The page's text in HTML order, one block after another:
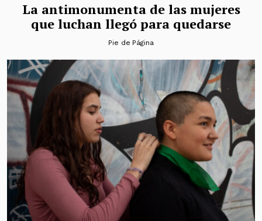
La antimonumenta de las mujeres
que luchan llegó para quedarse
Pie de Página